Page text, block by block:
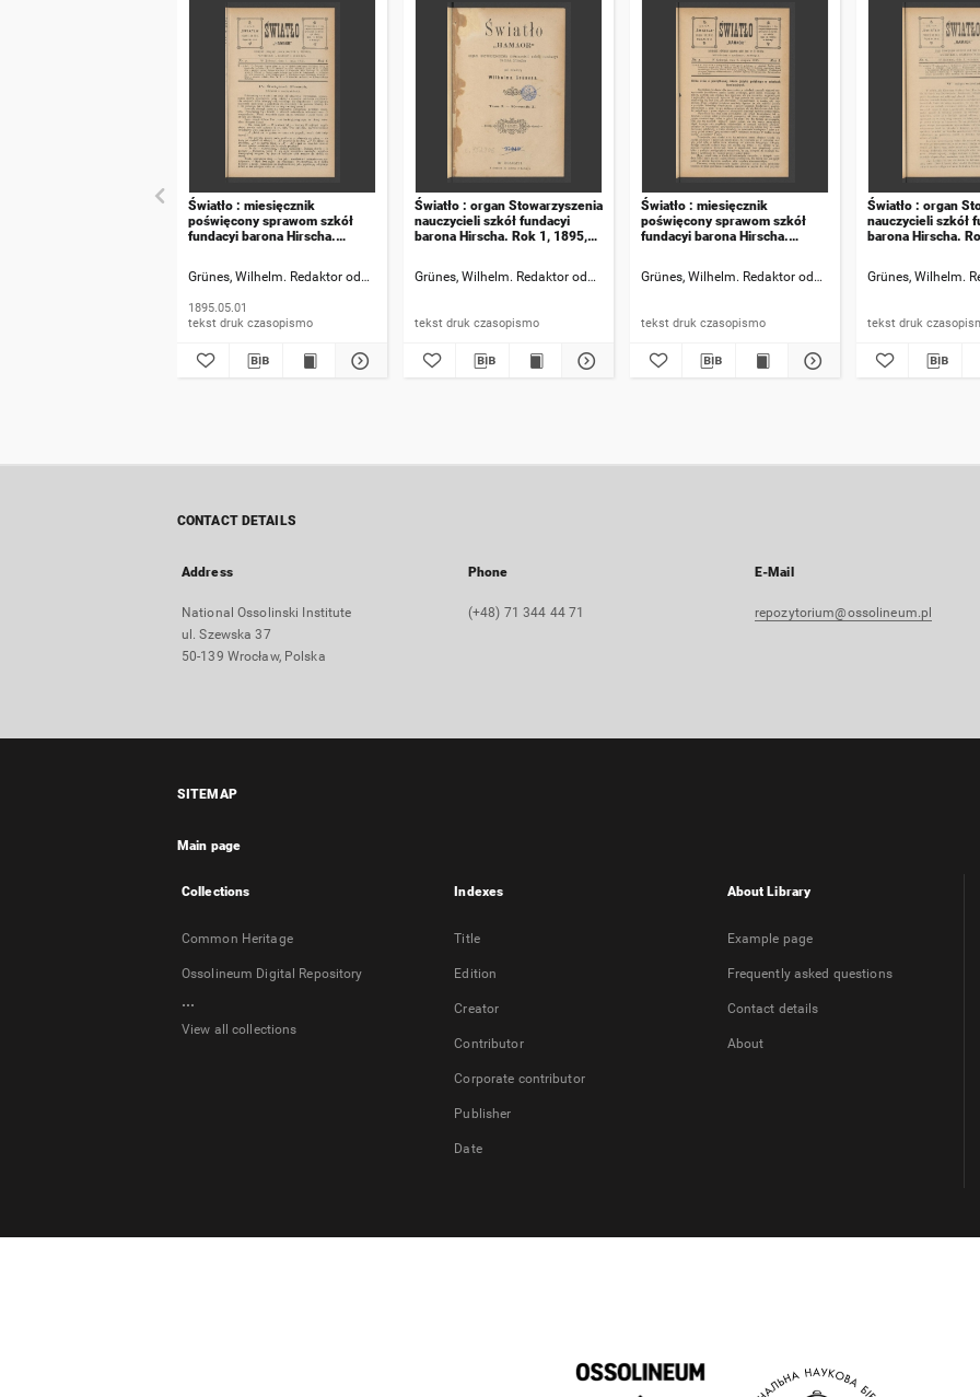
Światło : miesięcznik
poświęcony sprawom szkół
fundacyi barona Hirscha.
Grünes, Wilhelm. Redaktor odpowiedzialny
1895.05.01
tekst druk czasopismo
Światło : organ Stowarzyszenia
nauczycieli szkół fundacyi
barona Hirscha. Rok 1, 1895,
Grünes, Wilhelm. Redaktor odpowiedzialny
tekst druk czasopismo
Światło : miesięcznik
poświęcony sprawom szkół
fundacyi barona Hirscha.
Grünes, Wilhelm. Redaktor odpowiedzialny
tekst druk czasopismo
Światło : organ
nauczycieli szkół
barona Hirscha.
Grünes, Wilhelm.
tekst druk
CONTACT DETAILS
Address
National Ossolinski Institute
ul. Szewska 37
50-139 Wrocław, Polska
Phone
(+48) 71 344 44 71
E-Mail
repozytorium@ossolineum.pl
SITEMAP
Main page
Collections
Common Heritage
Ossolineum Digital Repository
...
View all collections
Indexes
Title
Edition
Creator
Contributor
Corporate contributor
Publisher
Date
About Library
Example page
Frequently asked questions
Contact details
About